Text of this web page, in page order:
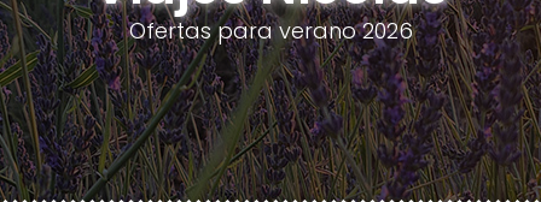
Ofertas para verano 2026